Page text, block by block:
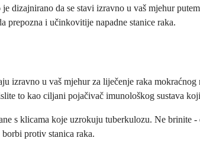
da se stavi izravno u vaš mjehur
prepozna i učinkovitije napadne stanice raka.
u vaš mjehur za liječenje raka
to kao ciljani pojačivač imunološkog sustava
s klicama koje uzrokuju tuberkulozu. Ne brinite
protiv stanica raka.